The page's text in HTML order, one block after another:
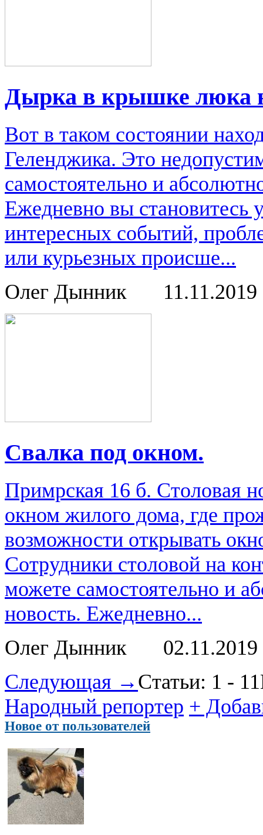
Дырка в крышке люка
Вот в таком состоянии
Геленджика. Это
самостоятельно и
Ежедневно вы становитесь
интересных событий,
или курьезных происше...
Олег Дынник
11.11.2019
Свалка под окном.
Примрская 16 б. Столовая
окном жилого дома, где
возможности открывать
Сотрудники столовой на
можете самостоятельно и
новость. Ежедневно...
Олег Дынник
02.11.2019
Следующая → Статьи: 1 - 11
Народный репортер +
Новое от пользователей